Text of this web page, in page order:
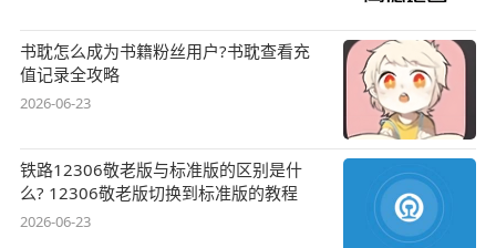
书耽怎么成为书籍粉丝用户?书耽查看充
值记录全攻略
2026-06-23
铁路12306敬老版与标准版的区别是什
么? 12306敬老版切换到标准版的教程
2026-06-23